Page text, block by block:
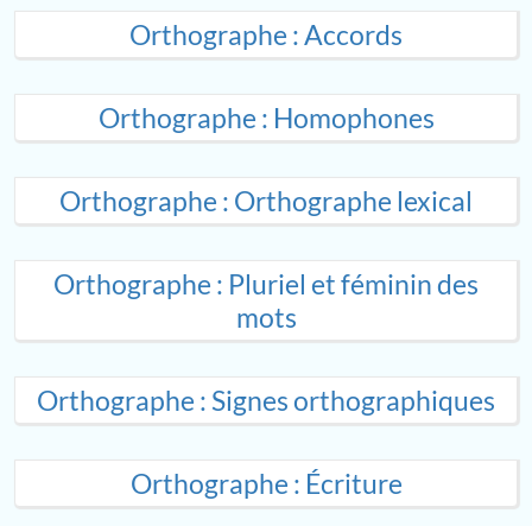
Orthographe : Accords
Orthographe : Homophones
Orthographe : Orthographe lexical
Orthographe : Pluriel et féminin des
mots
Orthographe : Signes orthographiques
Orthographe : Écriture